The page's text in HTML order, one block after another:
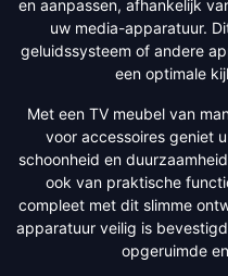
en aanpassen, afhankelijk
uw media-apparatuur.
geluidssysteem of andere
een optimale
Met een TV meubel van
voor accessoires geniet
schoonheid en
ook van praktische
compleet met dit slimme
apparatuur veilig is
opgeruimde